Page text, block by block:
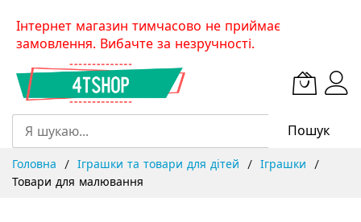
SkipІнтернет магазин тимчасово не приймає
замовлення. Вибачте за незручності.
Пошук
Головна Іграшки та товари для дітей
Іграшки
Товари для малювання